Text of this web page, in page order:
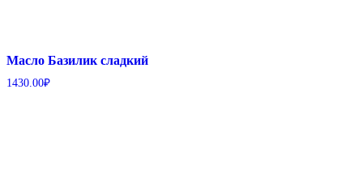
Масло Базилик сладкий
1430.00₽